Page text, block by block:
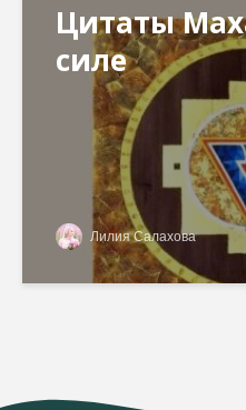
Цитаты
силе
Лилия Салахова